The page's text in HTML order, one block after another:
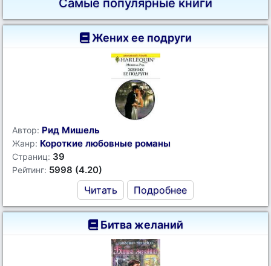
Самые популярные книги
Жених ее подруги
Автор: Рид Мишель
Жанр: Короткие любовные романы
Страниц: 39
Рейтинг: 5998 (4.20)
Читать Подробнее
Битва желаний